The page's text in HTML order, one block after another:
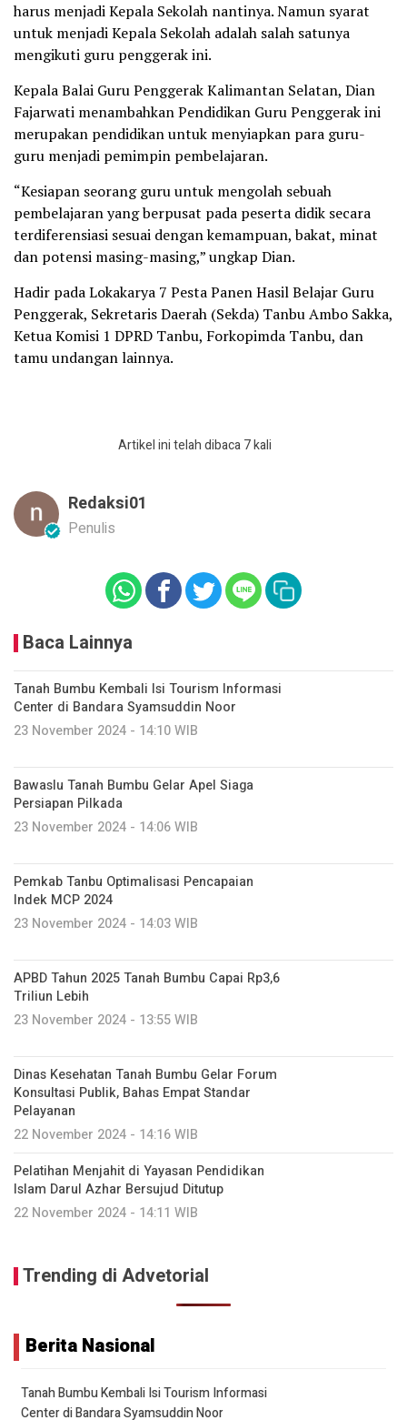
harus menjadi Kepala Sekolah nantinya. Namun syarat
untuk menjadi Kepala Sekolah adalah salah satunya
mengikuti guru penggerak ini.
Kepala Balai Guru Penggerak Kalimantan Selatan, Dian
Fajarwati menambahkan Pendidikan Guru Penggerak ini
merupakan pendidikan untuk menyiapkan para guru-
guru menjadi pemimpin pembelajaran.
“Kesiapan seorang guru untuk mengolah sebuah
pembelajaran yang berpusat pada peserta didik secara
terdiferensiasi sesuai dengan kemampuan, bakat, minat
dan potensi masing-masing,” ungkap Dian.
Hadir pada Lokakarya 7 Pesta Panen Hasil Belajar Guru
Penggerak, Sekretaris Daerah (Sekda) Tanbu Ambo Sakka,
Ketua Komisi 1 DPRD Tanbu, Forkopimda Tanbu, dan
tamu undangan lainnya.
Artikel ini telah dibaca 7 kali
Redaksi01
Penulis
Baca Lainnya
Tanah Bumbu Kembali Isi Tourism Informasi
Center di Bandara Syamsuddin Noor
23 November 2024 - 14:10 WIB
Bawaslu Tanah Bumbu Gelar Apel Siaga
Persiapan Pilkada
23 November 2024 - 14:06 WIB
Pemkab Tanbu Optimalisasi Pencapaian
Indek MCP 2024
23 November 2024 - 14:03 WIB
APBD Tahun 2025 Tanah Bumbu Capai Rp3,6
Triliun Lebih
23 November 2024 - 13:55 WIB
Dinas Kesehatan Tanah Bumbu Gelar Forum
Konsultasi Publik, Bahas Empat Standar
Pelayanan
22 November 2024 - 14:16 WIB
Pelatihan Menjahit di Yayasan Pendidikan
Islam Darul Azhar Bersujud Ditutup
22 November 2024 - 14:11 WIB
Trending di Advetorial
Berita Nasional
Tanah Bumbu Kembali Isi Tourism Informasi
Center di Bandara Syamsuddin Noor